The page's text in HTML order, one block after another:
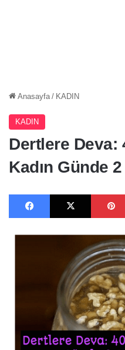
Anasayfa / KADIN
KADIN
Dertlere Deva:
Kadın Günde
Facebook X